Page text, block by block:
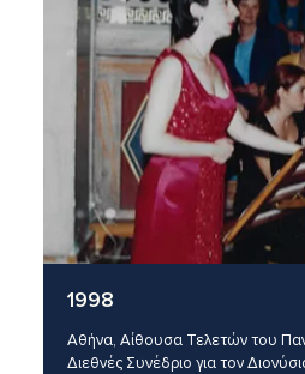
1998
Αθήνα, Αίθουσα Τελετών του
Διεθνές Συνέδριο για τον